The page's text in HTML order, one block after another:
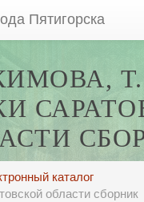
Пятигорска
каталог
области сборник